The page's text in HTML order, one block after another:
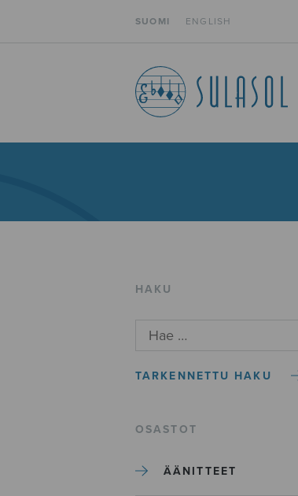
SUOMI ENGLISH
HAKU
TARKENNETTU HAKU
OSASTOT
ÄÄNITTEET